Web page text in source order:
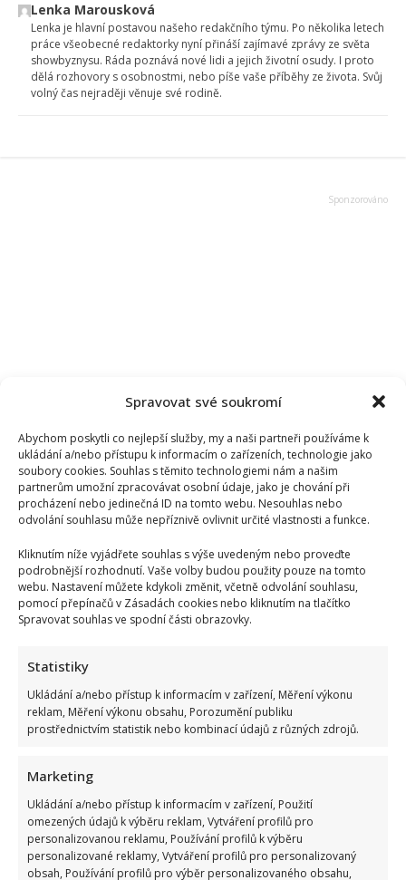
Spravovat své soukromí
Abychom poskytli co nejlepší služby, my a naši partneři používáme k
ukládání a/nebo přístupu k informacím o zařízeních, technologie jako
soubory cookies. Souhlas s těmito technologiemi nám a našim
partnerům umožní zpracovávat osobní údaje, jako je chování při
procházení nebo jedinečná ID na tomto webu. Nesouhlas nebo
odvolání souhlasu může nepříznivě ovlivnit určité vlastnosti a funkce.
Kliknutím níže vyjádřete souhlas s výše uvedeným nebo proveďte
podrobnější rozhodnutí. Vaše volby budou použity pouze na tomto
webu. Nastavení můžete kdykoli změnit, včetně odvolání souhlasu,
pomocí přepínačů v Zásadách cookies nebo kliknutím na tlačítko
Spravovat souhlas ve spodní části obrazovky.
Statistiky
Ukládání a/nebo přístup k informacím v zařízení, Měření výkonu
reklam, Měření výkonu obsahu, Porozumění publiku
prostřednictvím statistik nebo kombinací údajů z různých zdrojů.
Marketing
Ukládání a/nebo přístup k informacím v zařízení, Použití
omezených údajů k výběru reklam, Vytváření profilů pro
personalizovanou reklamu, Používání profilů k výběru
personalizované reklamy, Vytváření profilů pro personalizovaný
obsah, Používání profilů pro výběr personalizovaného obsahu,
Lenka Marousková
Lenka je hlavní postavou našeho redakčního týmu. Po několika letech
práce všeobecné redaktorky nyní přináší zajímavé zprávy ze světa
showbyznysu. Ráda poznává nové lidi a jejich životní osudy. I proto
dělá rozhovory s osobnostmi, nebo píše vaše příběhy ze života. Svůj
volný čas nejraději věnuje své rodině.